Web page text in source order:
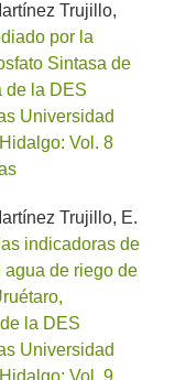
Trujillo,
por la
Sintasa de
de la DES
Universidad
Vol. 8
Trujillo, E.
indicadoras de
de riego de
la DES
Universidad